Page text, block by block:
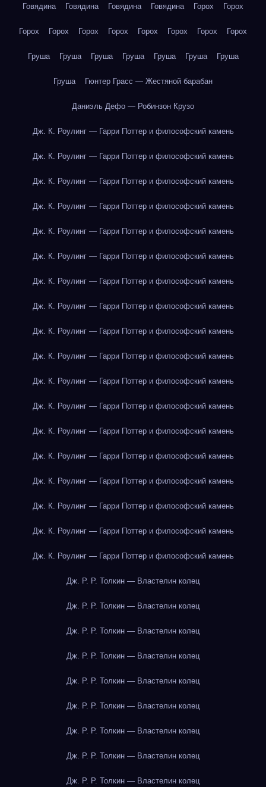
Говядина Говядина Говядина Говядина Горох Горох
Горох Горох Горох Горох Горох Горох Горох Горох
Груша Груша Груша Груша Груша Груша Груша
Груша Гюнтер Грасс — Жестяной барабан
Даниэль Дефо — Робинзон Крузо
Дж. К. Роулинг — Гарри Поттер и философский камень
Дж. К. Роулинг — Гарри Поттер и философский камень
Дж. К. Роулинг — Гарри Поттер и философский камень
Дж. К. Роулинг — Гарри Поттер и философский камень
Дж. К. Роулинг — Гарри Поттер и философский камень
Дж. К. Роулинг — Гарри Поттер и философский камень
Дж. К. Роулинг — Гарри Поттер и философский камень
Дж. К. Роулинг — Гарри Поттер и философский камень
Дж. К. Роулинг — Гарри Поттер и философский камень
Дж. К. Роулинг — Гарри Поттер и философский камень
Дж. К. Роулинг — Гарри Поттер и философский камень
Дж. К. Роулинг — Гарри Поттер и философский камень
Дж. К. Роулинг — Гарри Поттер и философский камень
Дж. К. Роулинг — Гарри Поттер и философский камень
Дж. К. Роулинг — Гарри Поттер и философский камень
Дж. К. Роулинг — Гарри Поттер и философский камень
Дж. К. Роулинг — Гарри Поттер и философский камень
Дж. К. Роулинг — Гарри Поттер и философский камень
Дж. Р. Р. Толкин — Властелин колец
Дж. Р. Р. Толкин — Властелин колец
Дж. Р. Р. Толкин — Властелин колец
Дж. Р. Р. Толкин — Властелин колец
Дж. Р. Р. Толкин — Властелин колец
Дж. Р. Р. Толкин — Властелин колец
Дж. Р. Р. Толкин — Властелин колец
Дж. Р. Р. Толкин — Властелин колец
Дж. Р. Р. Толкин — Властелин колец